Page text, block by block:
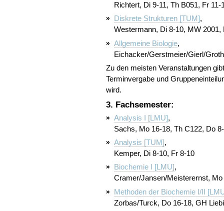
Richtert, Di 9-11, Th B051, Fr
Diskrete Strukturen [TUM],
Westermann, Di 8-10, MW 2001,
Allgemeine Biologie,
Eichacker/Gerstmeier/Gierl/
Zu den meisten Veranstaltungen
Terminvergabe und
wird.
3. Fachsemester:
Analysis I [LMU],
Sachs, Mo 16-18, Th C122, Do
Analysis [TUM],
Kemper, Di 8-10, Fr 8-10
Biochemie I [LMU],
Cramer/Jansen/Meisterernst,
Methoden der Biochemie I/II
Zorbas/Turck, Do 16-18, GH